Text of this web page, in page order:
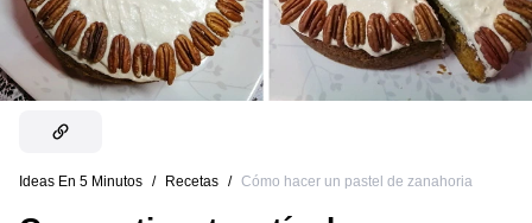
Ideas En 5 Minutos / Recetas / Cómo hacer un pastel de zanahoria